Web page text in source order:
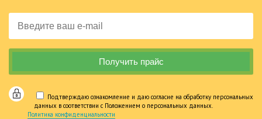
Подтверждаю ознакомление и даю согласие на обработку персональных
данных в соответствии с Положением о персональных данных.
Политика конфиденциальности